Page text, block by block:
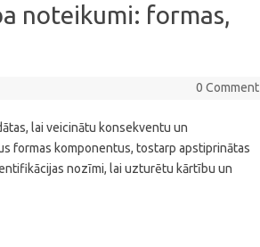
noteikumi: formas,
0 Comment
lai veicinātu konsekventu un
formas komponentus, tostarp apstiprinātas
nozīmi, lai uzturētu kārtību un